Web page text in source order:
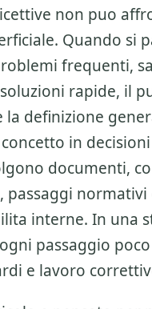
non puo
Quando si
frequenti,
rapide, il
la definizione
in
documenti,
passaggi normativi
interne. In una
passaggio
e lavoro